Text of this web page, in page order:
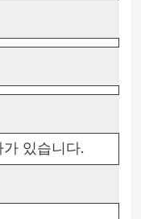
가 있습니다.